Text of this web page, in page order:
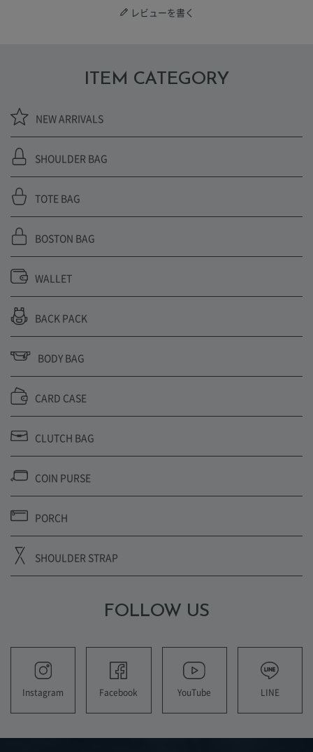
レビューを書く
ITEM CATEGORY
NEW ARRIVALS
SHOULDER BAG
TOTE BAG
BOSTON BAG
WALLET
BACK PACK
BODY BAG
CARD CASE
CLUTCH BAG
COIN PURSE
PORCH
SHOULDER STRAP
FOLLOW US
Instagram Facebook YouTube LINE